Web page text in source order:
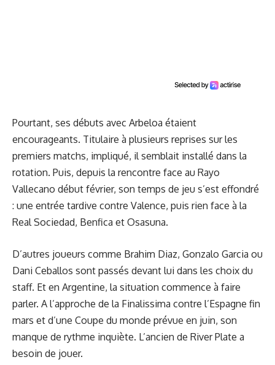
Pourtant, ses débuts avec Arbeloa étaient
encourageants. Titulaire à plusieurs reprises sur les
premiers matchs, impliqué, il semblait installé dans la
rotation. Puis, depuis la rencontre face au Rayo
Vallecano début février, son temps de jeu s’est effondré
: une entrée tardive contre Valence, puis rien face à la
Real Sociedad, Benfica et Osasuna.
D’autres joueurs comme Brahim Diaz, Gonzalo Garcia ou
Dani Ceballos sont passés devant lui dans les choix du
staff. Et en Argentine, la situation commence à faire
parler. A l’approche de la Finalissima contre l’Espagne fin
mars et d’une Coupe du monde prévue en juin, son
manque de rythme inquiète. L’ancien de River Plate a
besoin de jouer.